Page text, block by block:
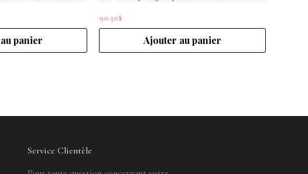
panier
90.30$
Ajouter au panier
Service Clientèle